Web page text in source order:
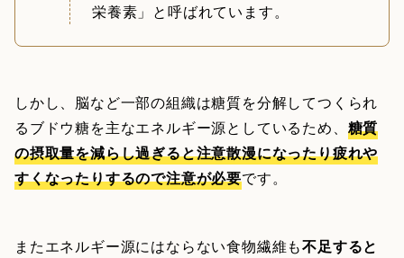
栄養素」と呼ばれています。
しかし、脳など一部の組織は糖質を分解してつくられ
るブドウ糖を主なエネルギー源としているため、 糖質
の摂取量を減らし過ぎると注意散漫になったり疲れや
すくなったりするので注意が必要です。
またエネルギー源にはならない食物繊維も不足すると